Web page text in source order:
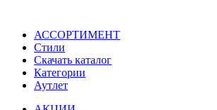
АССОРТИМЕНТ
Стили
Скачать каталог
Категории
Аутлет